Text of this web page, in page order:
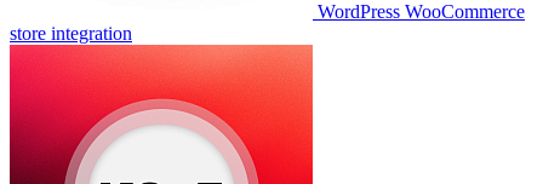
WordPress WooCommerce
store integration